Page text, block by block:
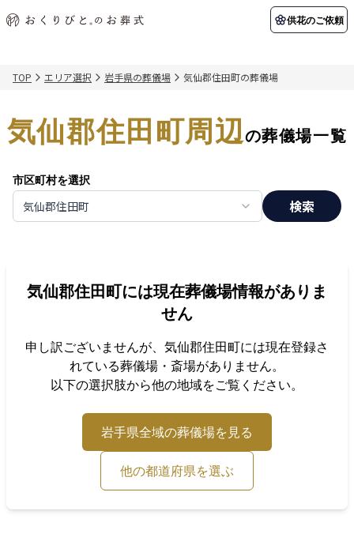
供花のご依頼
初めての方へ 納棺の儀とは？
アフターサポート
会社概要 店舗用地募集
関東エリア
千葉県
北海道エリア
ご葬儀事例 お客様の声
葬儀の知識 供花のご依頼
TOP エリア選択 岩手県の葬儀場 気仙郡住田町の葬儀場
気仙郡住田町周辺の葬儀場一覧
市区町村を選択
気仙郡住田町 検索
気仙郡住田町には現在葬儀場情報がありま
せん
申し訳ございませんが、 気仙郡住田町には現在登録さ
れている葬儀場・斎場がありません。
以下の選択肢から他の地域をご覧ください。
岩手県全域の葬儀場を見る
他の都道府県を選ぶ